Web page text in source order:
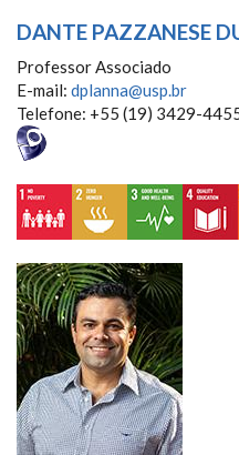
DANTE PAZZANESE
Professor Associado
E-mail: dplanna@usp.br
Telefone: +55 (19) 3429-